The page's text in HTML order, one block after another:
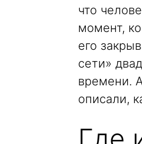
что
момент,
его
сети»
времени.
описали,